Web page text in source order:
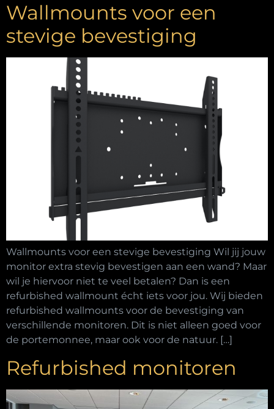
Wallmounts voor een
stevige bevestiging
Wallmounts voor een stevige bevestiging Wil jij jouw
monitor extra stevig bevestigen aan een wand? Maar
wil je hiervoor niet te veel betalen? Dan is een
refurbished wallmount écht iets voor jou. Wij bieden
refurbished wallmounts voor de bevestiging van
verschillende monitoren. Dit is niet alleen goed voor
de portemonnee, maar ook voor de natuur. […]
Refurbished monitoren